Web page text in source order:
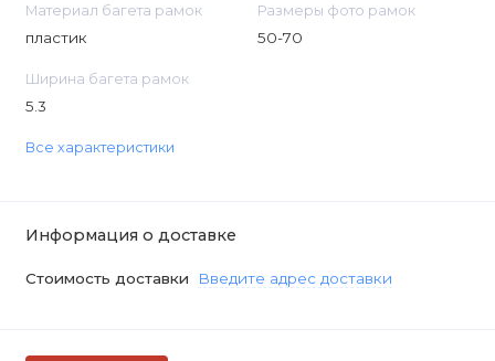
Материал багета рамок
пластик
Размеры фото рамок
50-70
Ширина багета рамок
5.3
Все характеристики
Информация о доставке
Стоимость доставки Введите адрес доставки